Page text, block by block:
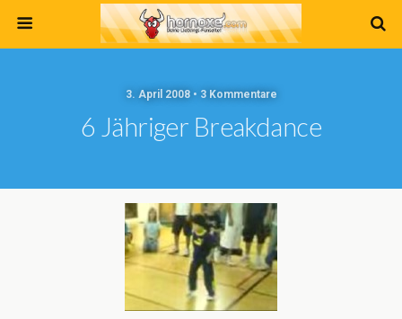
3. April 2008 • 3 Kommentare
6 Jähriger Breakdance